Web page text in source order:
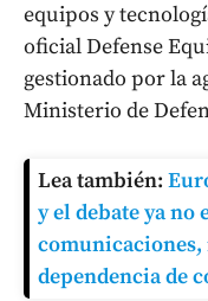
equipos y
oficial Defense
gestionado por la
Ministerio de
Lea también:
y el debate ya no
dependencia de